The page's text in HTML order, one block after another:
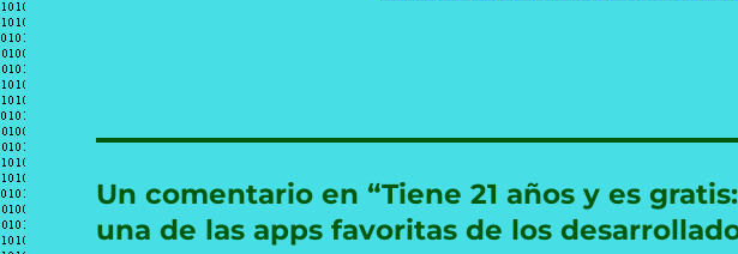
Un comentario en “Tiene 21 años y es
una de las apps favoritas de los